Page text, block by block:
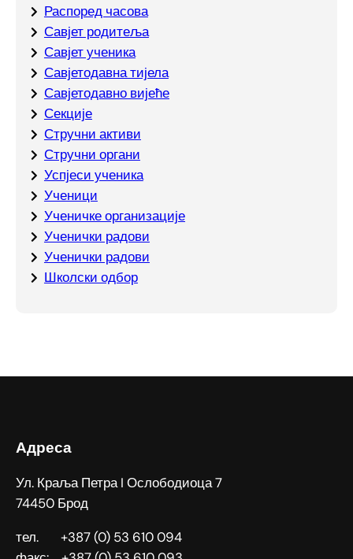
Распоред часова
Савјет родитеља
Савјет ученика
Савјетодавна тијела
Савјетодавно вијеће
Секције
Стручни активи
Стручни органи
Успјеси ученика
Ученици
Ученичке организације
Ученички радови
Ученички радови
Школски одбор
Адреса
Ул. Краља Петра I Ослободиоца 7
74450 Брод
тел. +387 (0) 53 610 094